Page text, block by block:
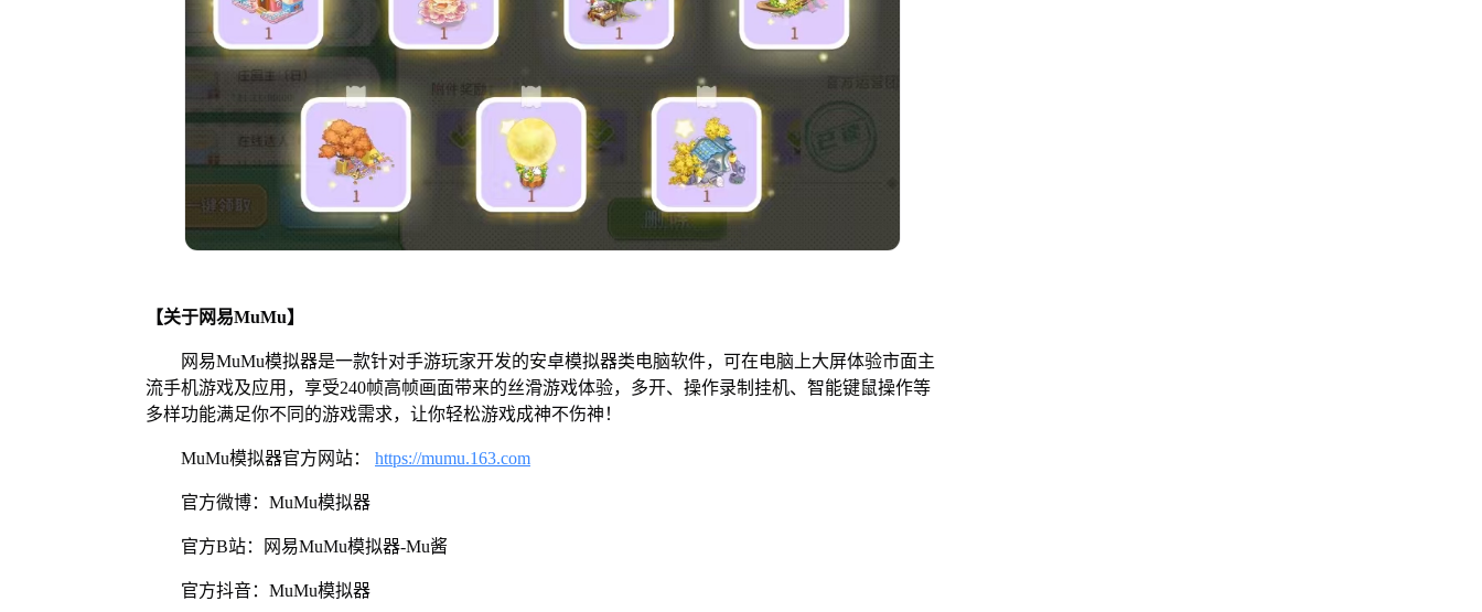
【关于网易MuMu】
网易MuMu模拟器是一款针对手游玩家开发的安卓模拟器类电脑软件，可在电脑上大屏体验市面主
流手机游戏及应用，享受240帧高帧画面带来的丝滑游戏体验，多开、操作录制挂机、智能键鼠操作等
多样功能满足你不同的游戏需求，让你轻松游戏成神不伤神！
MuMu模拟器官方网站： https://mumu.163.com
官方微博：MuMu模拟器
官方B站：网易MuMu模拟器-Mu酱
官方抖音：MuMu模拟器